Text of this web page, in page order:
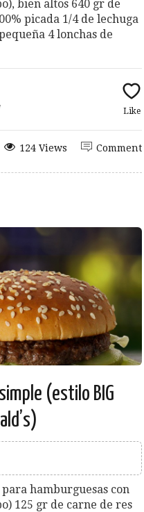
bien altos 640 gr de
picada 1/4 de lechuga
4 lonchas de
Like
Comment
124 Views
(estilo BIG
hamburguesas con
125 gr de carne de res